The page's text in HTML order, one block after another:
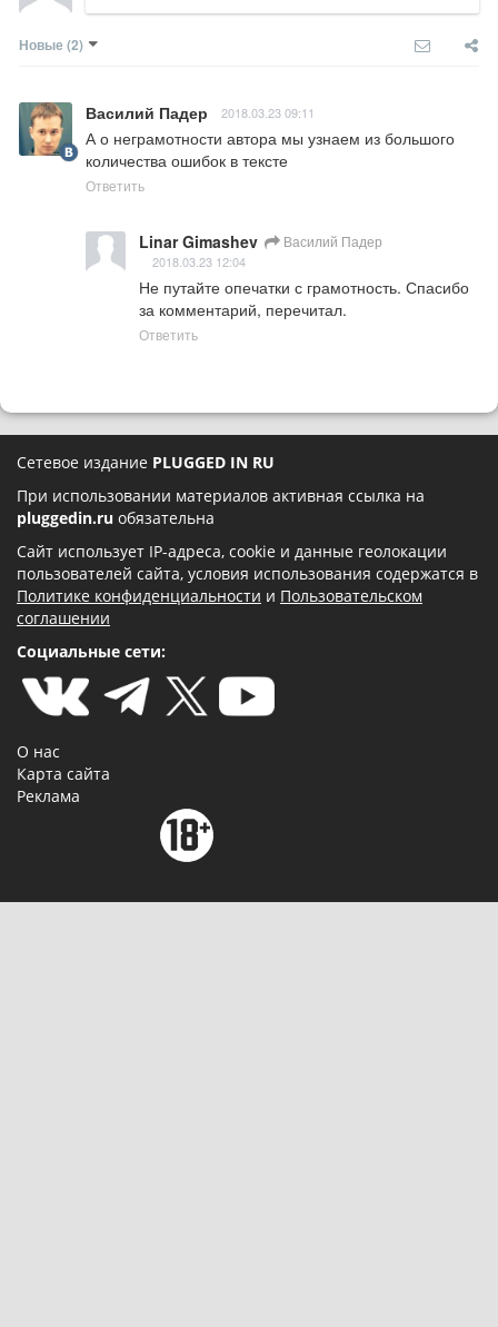
Новые (2)
Василий Падер 2018.03.23 09:11
А о неграмотности автора мы узнаем из большого
количества ошибок в тексте
Ответить
Linar Gimashev Василий Падер
2018.03.23 12:04
Не путайте опечатки с грамотность. Спасибо
за комментарий, перечитал.
Ответить
Сетевое издание PLUGGED IN RU
При использовании материалов активная ссылка на
pluggedin.ru обязательна
Сайт использует IP-адреса, cookie и данные геолокации
пользователей сайта, условия использования содержатся в
Политике конфиденциальности и Пользовательском
соглашении
Социальные сети:
О нас
Карта сайта
Реклама